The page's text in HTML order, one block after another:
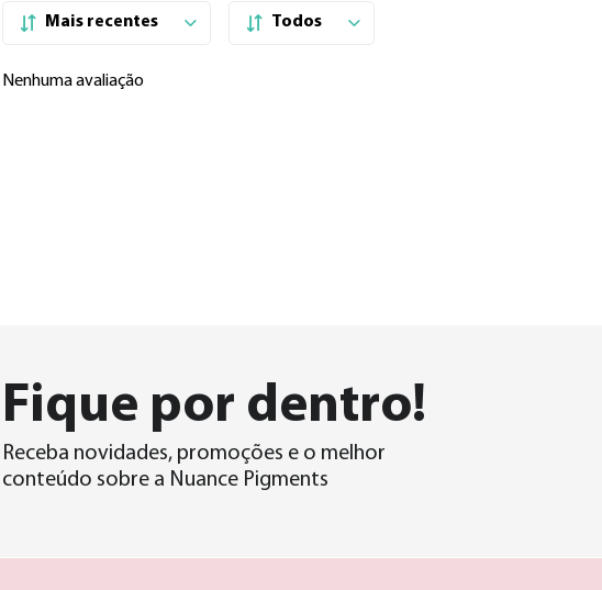
Mais recentes Todos
Nenhuma avaliação
Fique por dentro!
Receba novidades, promoções e o melhor
conteúdo sobre a Nuance Pigments